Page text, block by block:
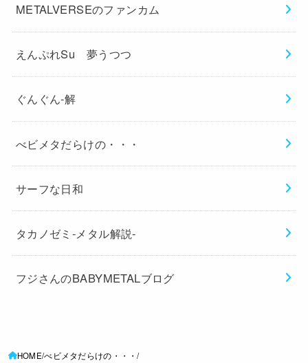
METALVERSEのファンカム
えんぷれSu 夢うつつ
ぐんぐん-解
べビメタだらけの・・・
サーフな日和
タカノゼミ-メタル解説-
フジさんのBABYMETALブログ
HOME べビメタだらけの・・・